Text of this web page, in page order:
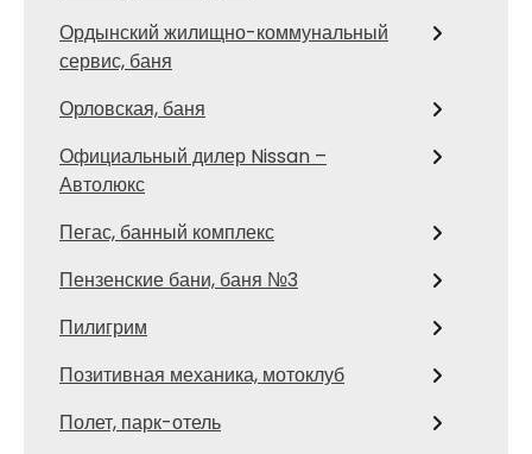
Ордынский жилищно-коммунальный
сервис, баня
Орловская, баня
Официальный дилер Nissan –
Автолюкс
Пегас, банный комплекс
Пензенские бани, баня №3
Пилигрим
Позитивная механика, мотоклуб
Полет, парк-отель